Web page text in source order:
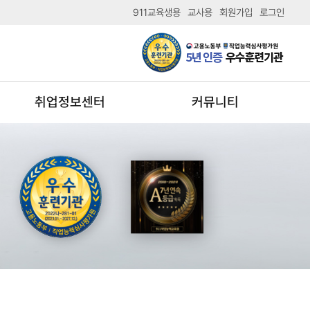
911교육생용 교사용 회원가입 로그인
취업정보센터 커뮤니티